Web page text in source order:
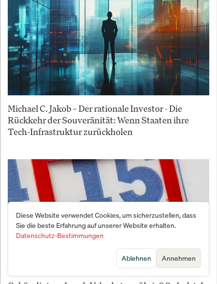
Michael C. Jakob – Der rationale Investor - Die
Rückkehr der Souveränität: Wenn Staaten ihre
Tech-Infrastruktur zurückholen
Diese Website verwendet Cookies, um sicherzustellen, dass
Sie die beste Erfahrung auf unserer Website erhalten.
Datenschutz-Bestimmungen
Annehmen
Ablehnen